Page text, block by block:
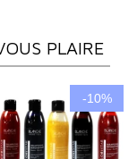
PLAIRE
-10%